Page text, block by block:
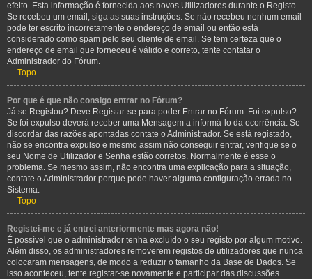
efeito. Esta informação é fornecida aos novos Utilizadores durante o Registo.
Se recebeu um email, siga as suas instruções. Se não recebeu nenhum email
pode ter escrito incorretamente o endereço de email ou então está
considerado como spam pelo seu cliente de email. Se tem certeza que o
endereço de email que forneceu é válido e correto, tente contatar o
Administrador do Fórum.
Topo
Por que é que não consigo entrar no Fórum?
Já se Registou? Deve Registar-se para poder Entrar no Fórum. Foi expulso?
Se foi expulso deverá receber uma Mensagem a informá-lo da ocorrência. Se
discordar das razões apontadas contate o Administrador. Se está registado,
não se encontra expulso e mesmo assim não conseguir entrar, verifique se o
seu Nome de Utilizador e Senha estão corretos. Normalmente é esse o
problema. Se mesmo assim, não encontra uma explicação para a situação,
contate o Administrador porque pode haver alguma configuração errada no
Sistema.
Topo
Registei-me e já entrei anteriormente mas agora não!
É possível que o administrador tenha excluído o seu registo por algum motivo.
Além disso, os administradores removerem registos de utilizadores que nunca
colocaram mensagens, de modo a reduzir o tamanho da Base de Dados. Se
isso aconteceu, tente registar-se novamente e participar das discussões.